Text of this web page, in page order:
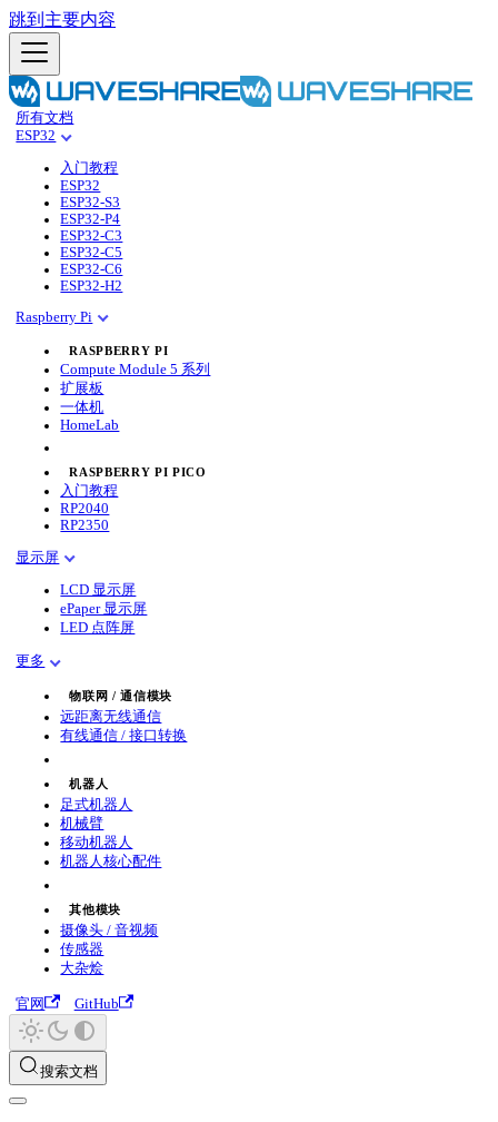
跳到主要内容
所有文档
ESP32
入门教程
ESP32
ESP32-S3
ESP32-P4
ESP32-C3
ESP32-C5
ESP32-C6
ESP32-H2
Raspberry Pi
RASPBERRY PI
Compute Module 5 系列
扩展板
一体机
HomeLab
RASPBERRY PI PICO
入门教程
RP2040
RP2350
显示屏
LCD 显示屏
ePaper 显示屏
LED 点阵屏
更多
物联网 / 通信模块
远距离无线通信
有线通信 / 接口转换
机器人
足式机器人
机械臂
移动机器人
机器人核心配件
其他模块
摄像头 / 音视频
传感器
大杂烩
官网 GitHub
搜索文档